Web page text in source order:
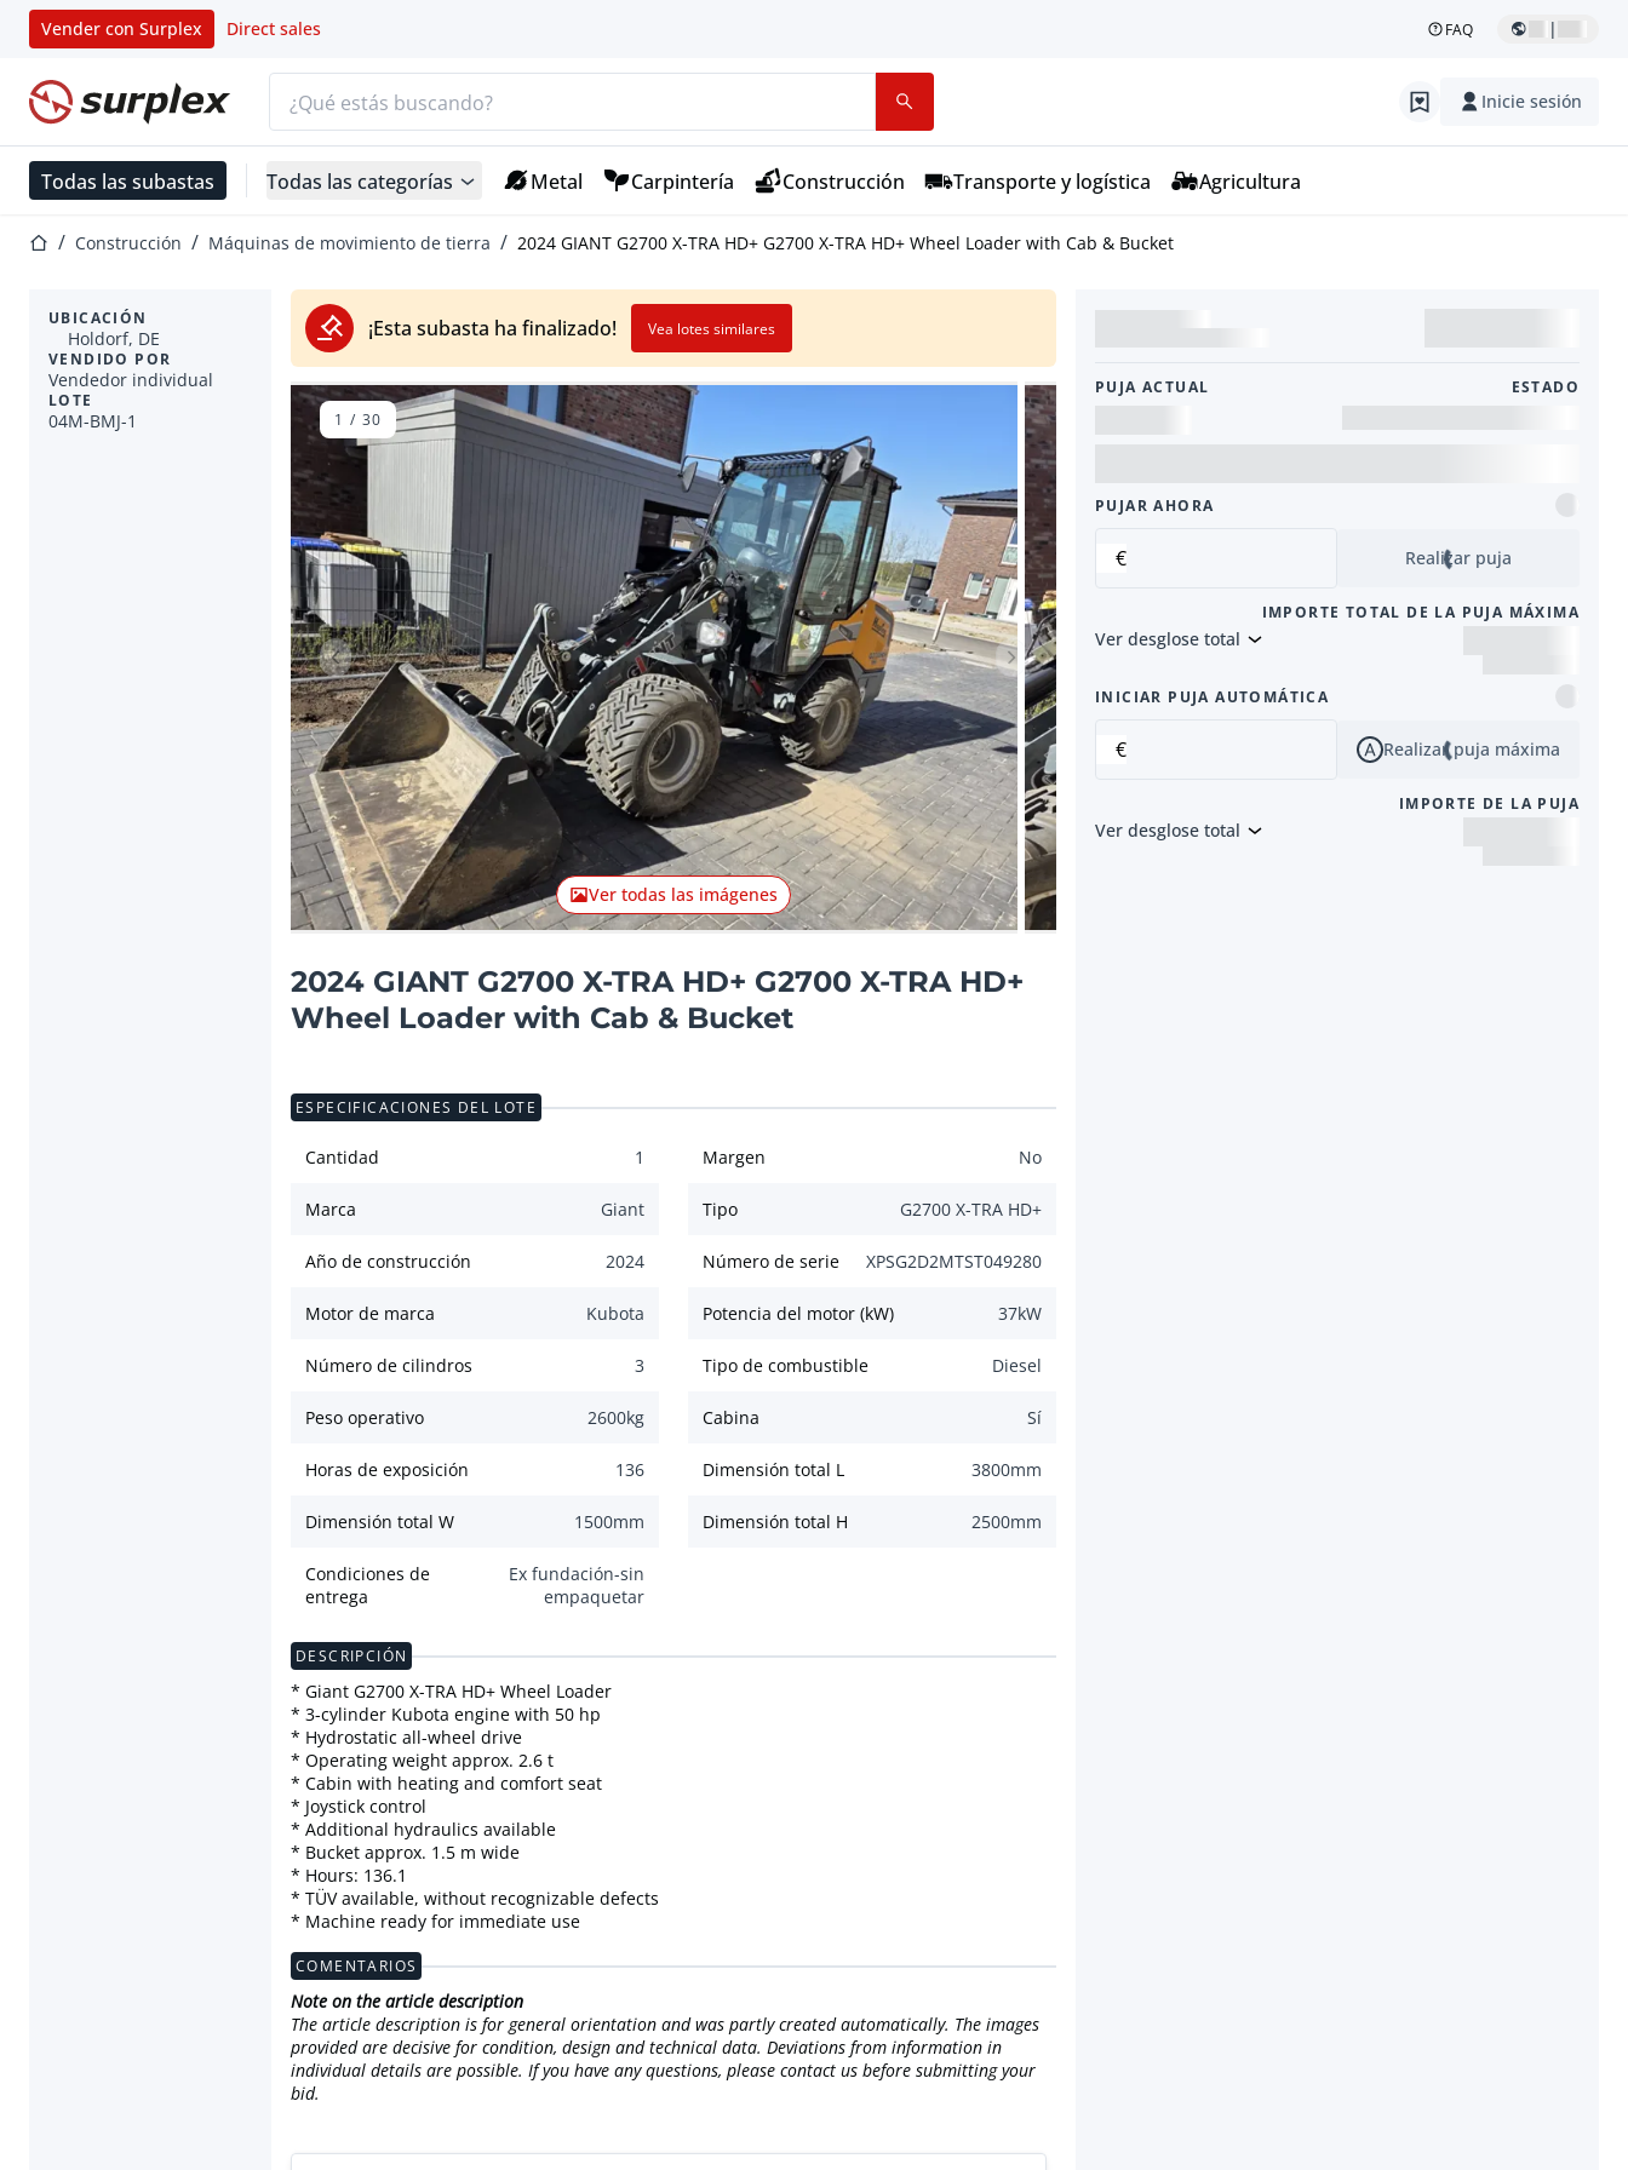
Vender con Surplex Direct sales FAQ |
Página de inicio Inicie sesión
Todas las subastas Todas las categorías Metal Carpintería Construcción Transporte y logística Agricultura
Página de inicio
Construcción Máquinas de movimiento de tierra 2024 GIANT G2700 X-TRA HD+ G2700 X-TRA HD+ Wheel Loader with Cab & Bucket
¡Esta subasta ha finalizado! Vea lotes similares
UBICACIÓN
Holdorf, DE
VENDIDO POR
Vendedor individual
LOTE
04M-BMJ-1
Artículo anterior Artículo siguiente
Ver todas las imágenes
1 / 30
2024 GIANT G2700 X-TRA HD+ G2700 X-TRA HD+
Wheel Loader with Cab & Bucket
PUJA ACTUAL ESTADO
PUJAR AHORA
€ Realizar puja
IMPORTE TOTAL DE LA PUJA MÁXIMA
Ver desglose total
INICIAR PUJA AUTOMÁTICA
€ Realizar puja máxima
IMPORTE DE LA PUJA
Ver desglose total
ESPECIFICACIONES DEL LOTE
Cantidad 1 Margen No
Marca Giant Tipo G2700 X-TRA HD+
Año de construcción 2024 Número de serie XPSG2D2MTST049280
Motor de marca Kubota Potencia del motor (kW) 37kW
Número de cilindros 3 Tipo de combustible Diesel
Peso operativo 2600kg Cabina Sí
Horas de exposición 136 Dimensión total L 3800mm
Dimensión total W 1500mm Dimensión total H 2500mm
Condiciones de
entrega
Ex fundación-sin
empaquetar
DESCRIPCIÓN
* Giant G2700 X-TRA HD+ Wheel Loader
* 3-cylinder Kubota engine with 50 hp
* Hydrostatic all-wheel drive
* Operating weight approx. 2.6 t
* Cabin with heating and comfort seat
* Joystick control
* Additional hydraulics available
* Bucket approx. 1.5 m wide
* Hours: 136.1
* TÜV available, without recognizable defects
* Machine ready for immediate use
COMENTARIOS
Note on the article description
The article description is for general orientation and was partly created automatically. The images
provided are decisive for condition, design and technical data. Deviations from information in
individual details are possible. If you have any questions, please contact us before submitting your
bid.